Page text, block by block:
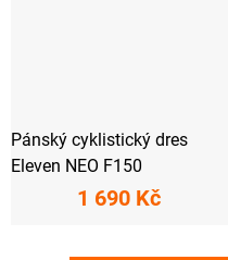
Pánský cyklistický dres
Eleven NEO F150
1 690 Kč